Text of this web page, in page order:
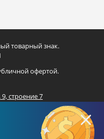
строение 7
товарный знак.
офертой.